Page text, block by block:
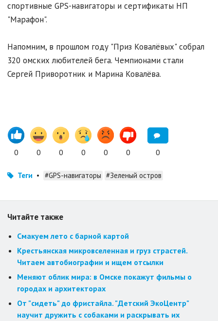
спортивные GPS-навигаторы и сертификаты НП
"Марафон".
Напомним, в прошлом году "Приз Ковалёвых" собрал
320 омских любителей бега. Чемпионами стали
Сергей Приворотник и Марина Ковалёва.
0 0 0 0 0 0 0
Теги • #GPS-навигаторы #Зеленый остров
Читайте также
Смакуем лето с барной картой
Крестьянская микровселенная и груз страстей.
Читаем автобиографии и ищем отсылки
Меняют облик мира: в Омске покажут фильмы о
городах и архитекторах
От "сидеть" до фристайла. "Детский ЭкоЦентр"
научит дружить с собаками и раскрывать их